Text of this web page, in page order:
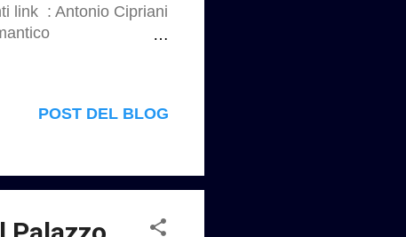
link : Antonio Cipriani
sui recenti
POST DEL BLOG